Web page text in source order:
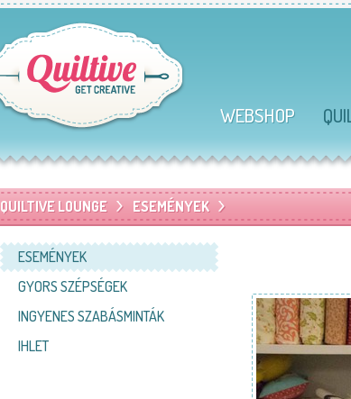
WEBSHOP
QUILTIVE LOUNGE ESEMÉNYEK
ESEMÉNYEK
GYORS SZÉPSÉGEK
INGYENES SZABÁSMINTÁK
IHLET